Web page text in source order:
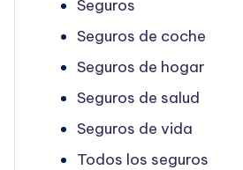
Seguros
Seguros de coche
Seguros de hogar
Seguros de salud
Seguros de vida
Todos los seguros